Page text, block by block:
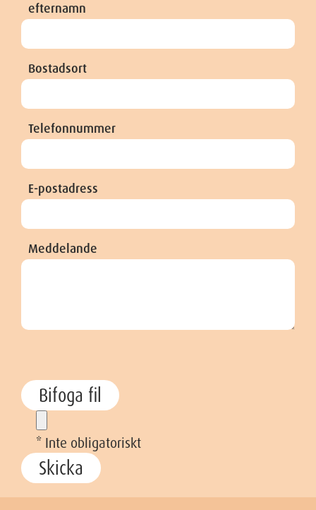
efternamn
Bostadsort
Telefonnummer
E-postadress
Meddelande
Bifoga fil
* Inte obligatoriskt